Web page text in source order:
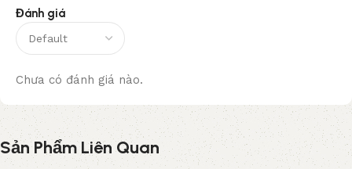
Đánh giá
Chưa có đánh giá nào.
Sản Phẩm Liên Quan